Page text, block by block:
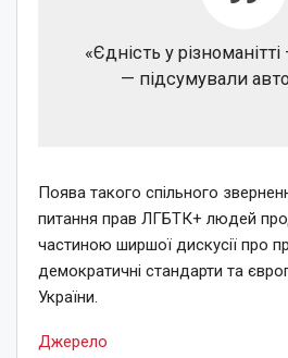
«Єдність у
— підсумували
Поява такого спільного
питання прав ЛГБТК+ людей
частиною ширшої дискусії про
демократичні стандарти та
України.
Джерело